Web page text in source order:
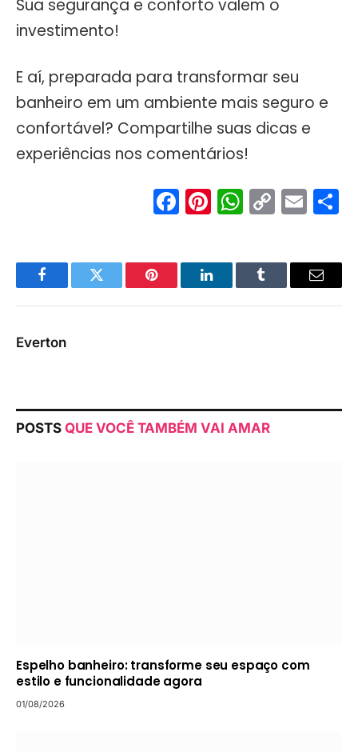
Sua segurança e conforto valem o
investimento!
E aí, preparada para transformar seu
banheiro em um ambiente mais seguro e
confortável? Compartilhe suas dicas e
experiências nos comentários!
Facebook
Pinterest
Copy
Link
FacebookTwitter Pinterest LinkedInTumblr Email
Everton
POSTS QUE VOCÊ TAMBÉM VAI AMAR
Espelho banheiro: transforme seu espaço com
estilo e funcionalidade agora
01/08/2026